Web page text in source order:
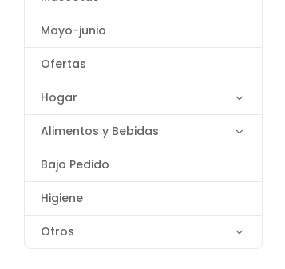
Mayo-junio
Ofertas
Hogar
Alimentos y Bebidas
Bajo Pedido
Higiene
Otros